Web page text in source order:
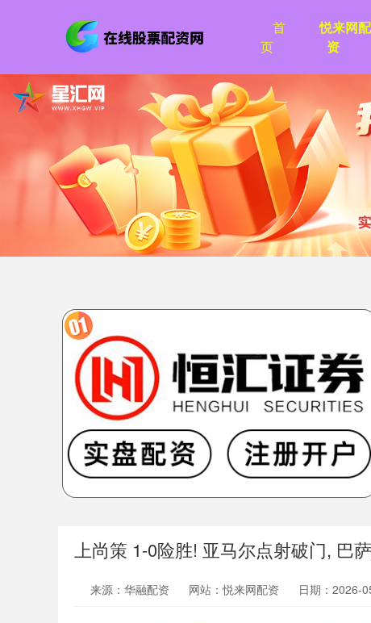
首
页
悦来网配
资
上尚策 1-0险胜! 亚马尔点射破门, 巴
来源：华融配资 网站：悦来网配资 日期：2026-